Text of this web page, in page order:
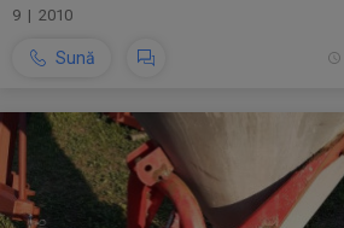
9 | 2010
Sună